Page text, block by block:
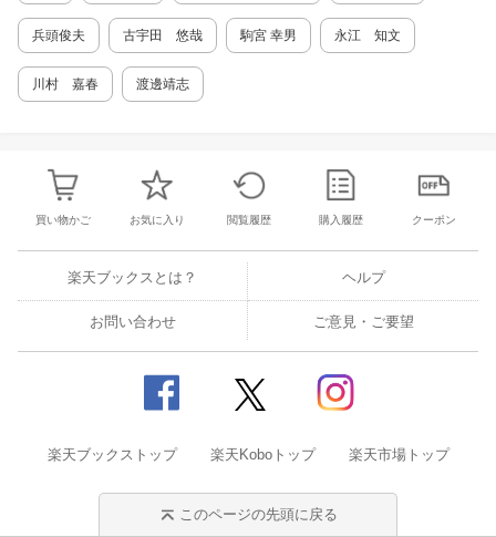
あるガウシアンビームについて詳しく紹介をし
ています。また、複雑な光学素子の組合せの計
算を可能とする、行列を用いた計算方法も紹介
しています。これらは、解析的な計算結果を得
ました。 1 光波の伝播 例題1【平面波の3次
元的伝播】 例題2【ガウシアンビーム】 例
題3【電磁波としての光波】 2 偏光 例題4
性】 例題6【マリュス(Malus)の法則】 例
題7【クロスニコル】 3 反射と屈折 例題8
【境界面におけるp偏光の連続性】 例題9
【垂直入射の反射率】 例題10【全反射】 4
干渉 例題11【ヤング(Young)の干渉実験】
3【多光波の干渉】 例題14【特性行列】 5 回
折 例題15【長方形スリットによる回折】
期的繰り返し（回折格子）】 例題18【フレ
【薄い球面レンズ】 例題20【平凸レンズの
収差】 7 幾何光学による結像 例題21【凸レ
兵頭俊夫 古宇田 悠哉 駒宮 幸男 永江 知文
川村 嘉春 渡邊靖志
買い物かご お気に入り 閲覧履歴 購入履歴 クーポン
楽天ブックスとは？ ヘルプ
お問い合わせ ご意見・ご要望
楽天ブックストップ 楽天Koboトップ 楽天市場トップ
このページの先頭に戻る